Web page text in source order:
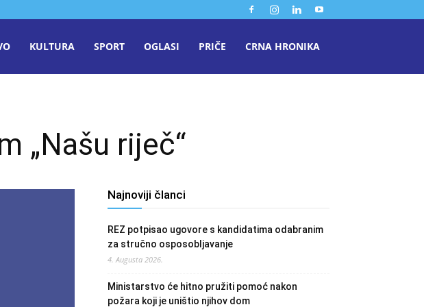
KULTURA SPORT OGLASI PRIČE CRNA HRONIKA
„Našu riječ“
Najnoviji članci
REZ potpisao ugovore s kandidatima odabranim
za stručno osposobljavanje
4. Augusta 2026.
Ministarstvo će hitno pružiti pomoć nakon
požara koji je uništio njihov dom